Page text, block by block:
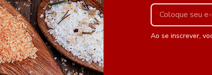
Ao se inscrever,